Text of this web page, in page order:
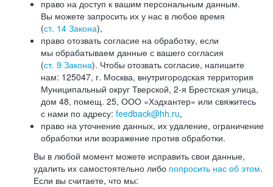
право на доступ к вашим персональным данным.
Вы можете запросить их у нас в любое время
(ст. 14 Закона),
право отозвать согласие на обработку, если
мы обрабатываем данные с вашего согласия
(ст. 9 Закона). Чтобы отозвать согласие, напишите
нам: 125047, г. Москва, внутригородская территория
Муниципальный округ Тверской, 2-я Брестская улица,
дом 48, помещ. 25, ООО «Хэдхантер» или свяжитесь
с нами по адресу: feedback@hh.ru,
право на уточнение данных, их удаление, ограничение
обработки или возражение против обработки.
Вы в любой момент можете исправить свои данные,
удалить их самостоятельно либо попросить нас об этом.
Если вы считаете, что мы: